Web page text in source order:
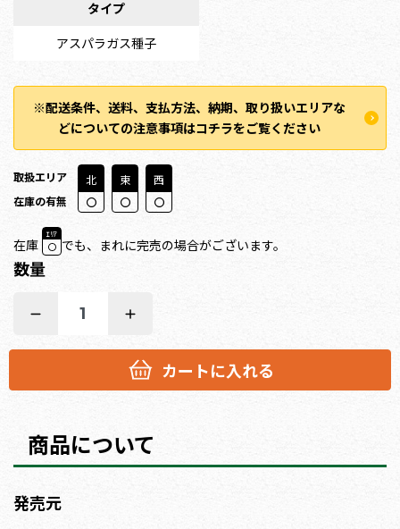
タイプ
アスパラガス種子
※配送条件、送料、支払方法、納期、取り扱いエリアな
どについての注意事項はコチラをご覧ください
取扱エリア
在庫の有無
北 東 西
在庫
ｴﾘｱ
でも、まれに完売の場合がございます。
数量
1
カートに入れる
商品について
発売元